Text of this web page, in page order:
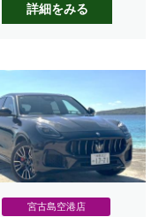
詳細をみる
宮古島空港店